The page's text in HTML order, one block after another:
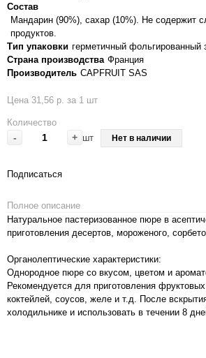
Состав
Мандарин (90%), сахар (10%). Не содержит
продуктов.
Тип упаковки герметичный фольгированный
Страна производства Франция
Производитель CAPFRUIT SAS
Цена 31,56 р. за 1 шт
Количество
- + шт Нет в наличии
Подписаться
Полное описание
Натуральное пастеризованное пюре в
приготовления десертов, мороженого,
Органолептические характеристики:
Однородное пюре со вкусом, цветом и
Рекомендуется для приготовления
коктейлей, соусов, желе и т.д. После
холодильнике и использовать в течении 8